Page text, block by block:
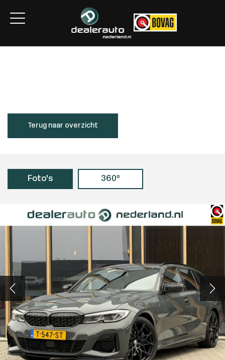
Aanbod
Contact
Terug naar overzicht
Foto's 360º